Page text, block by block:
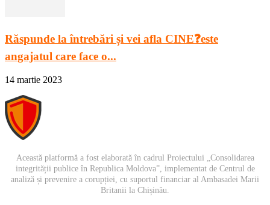
Răspunde la întrebări și vei afla CINE❓este
angajatul care face o...
14 martie 2023
Această platformă a fost elaborată în cadrul Proiectului „Consolidarea
integrității publice în Republica Moldova”, implementat de Centrul de
analiză și prevenire a corupției, cu suportul financiar al Ambasadei Marii
Britanii la Chișinău.